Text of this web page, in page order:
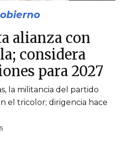
alianza con
considera
para 2027
la militancia del partido
el tricolor; dirigencia hace